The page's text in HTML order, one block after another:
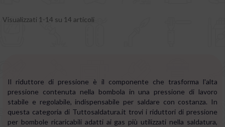
Visualizzati 1-14 su 14 articoli
Il riduttore di pressione è il componente che trasforma l'alta
pressione contenuta nella bombola in una pressione di lavoro
stabile e regolabile, indispensabile per saldare con costanza. In
questa categoria di Tuttosaldatura.it trovi i riduttori di pressione
per bombole ricaricabili adatti ai gas più utilizzati nella saldatura,